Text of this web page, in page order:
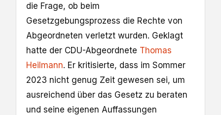
die Frage, ob beim
Gesetzgebungsprozess die Rechte von
Abgeordneten verletzt wurden. Geklagt
hatte der CDU-Abgeordnete Thomas
Heilmann. Er kritisierte, dass im Sommer
2023 nicht genug Zeit gewesen sei, um
ausreichend über das Gesetz zu beraten
und seine eigenen Auffassungen